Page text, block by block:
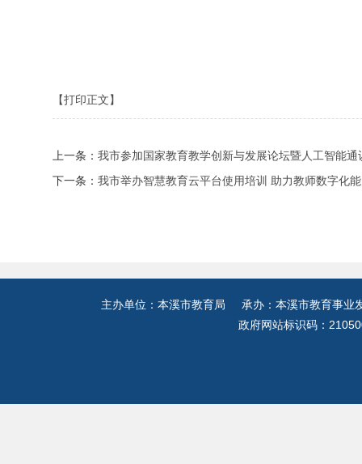
【打印正文】
上一条： 我市参加国家教育教学创新与发展论坛暨人工智能
下一条： 我市举办智慧教育云平台使用培训 助力教师数字化
主办单位：本溪市教育局 承办：本溪市教育事
政府网站标识码：